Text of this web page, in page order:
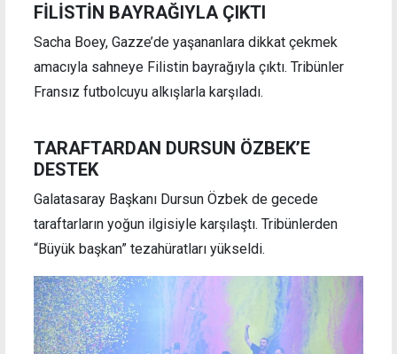
FİLİSTİN BAYRAĞIYLA ÇIKTI
Sacha Boey, Gazze’de yaşananlara dikkat çekmek
amacıyla sahneye Filistin bayrağıyla çıktı. Tribünler
Fransız futbolcuyu alkışlarla karşıladı.
TARAFTARDAN DURSUN ÖZBEK’E
DESTEK
Galatasaray Başkanı Dursun Özbek de gecede
taraftarların yoğun ilgisiyle karşılaştı. Tribünlerden
“Büyük başkan” tezahüratları yükseldi.